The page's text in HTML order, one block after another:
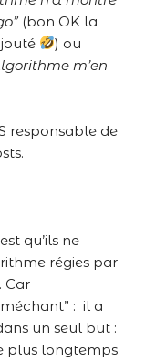
(bon OK la
) ou
m’en
responsable de
qu’ils ne
régies par
Car
: il a
un seul but :
plus longtemps